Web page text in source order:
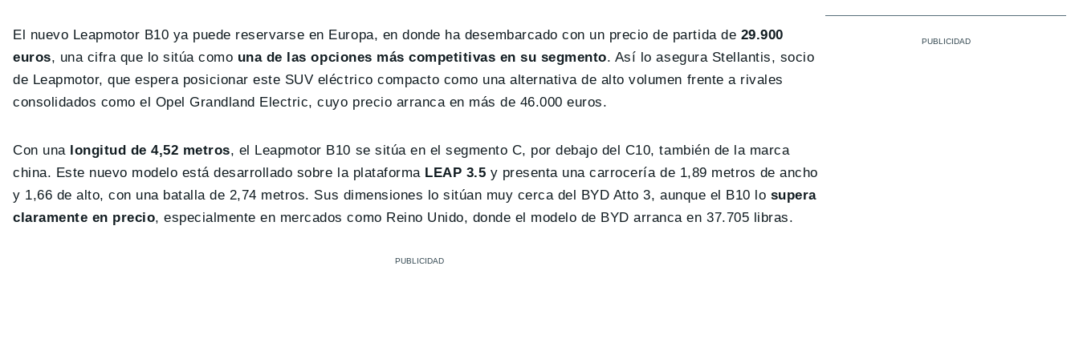
El nuevo Leapmotor B10 ya puede reservarse en Europa, en donde ha desembarcado con un precio de partida de 29.900
euros, una cifra que lo sitúa como una de las opciones más competitivas en su segmento. Así lo asegura Stellantis, socio
de Leapmotor, que espera posicionar este SUV eléctrico compacto como una alternativa de alto volumen frente a rivales
consolidados como el Opel Grandland Electric, cuyo precio arranca en más de 46.000 euros.
Con una longitud de 4,52 metros, el Leapmotor B10 se sitúa en el segmento C, por debajo del C10, también de la marca
china. Este nuevo modelo está desarrollado sobre la plataforma LEAP 3.5 y presenta una carrocería de 1,89 metros de ancho
y 1,66 de alto, con una batalla de 2,74 metros. Sus dimensiones lo sitúan muy cerca del BYD Atto 3, aunque el B10 lo supera
claramente en precio, especialmente en mercados como Reino Unido, donde el modelo de BYD arranca en 37.705 libras.